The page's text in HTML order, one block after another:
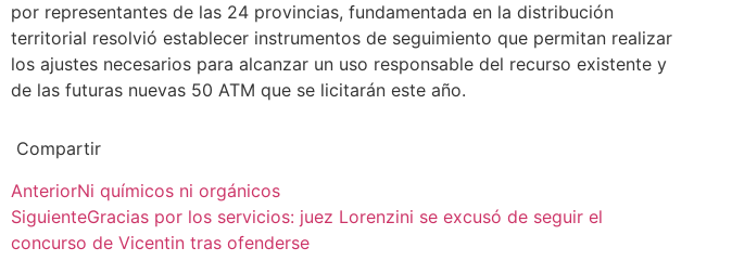
por representantes de las 24 provincias, fundamentada en la distribución
territorial resolvió establecer instrumentos de seguimiento que permitan realizar
los ajustes necesarios para alcanzar un uso responsable del recurso existente y
de las futuras nuevas 50 ATM que se licitarán este año.
Compartir
AnteriorNi químicos ni orgánicos
SiguienteGracias por los servicios: juez Lorenzini se excusó de seguir el
concurso de Vicentin tras ofenderse